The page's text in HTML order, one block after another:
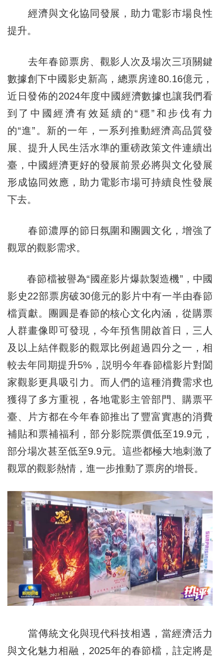
經濟與文化協同發展，助力電影市場良性
提升。
去年春節票房、觀影人次及場次三項關鍵
數據創下中國影史新高，總票房達80.16億元，
近日發佈的2024年度中國經濟數據也讓我們看
到了中國經濟有效延續的“穩”和步伐有力
的“進”。新的一年，一系列推動經濟高品質發
展、提升人民生活水準的重磅政策文件連續出
臺，中國經濟更好的發展前景必將與文化發展
形成協同效應，助力電影市場可持續良性發展
下去。
春節濃厚的節日氛圍和團圓文化，增強了
觀眾的觀影需求。
春節檔被譽為“國産影片爆款製造機”，中國
影史22部票房破30億元的影片中有一半由春節
檔貢獻。團圓是春節的核心文化內涵，從購票
人群畫像即可發現，今年預售開啟首日，三人
及以上結伴觀影的觀眾比例超過四分之一，相
較去年同期提升5%，説明今年春節檔影片對闔
家觀影更具吸引力。而人們的這種消費需求也
獲得了多方重視，各地電影主管部門、購票平
臺、片方都在今年春節推出了豐富實惠的消費
補貼和票補福利，部分影院票價低至19.9元，
部分場次甚至低至9.9元。這些都極大地刺激了
觀眾的觀影熱情，進一步推動了票房的增長。
當傳統文化與現代科技相遇，當經濟活力
與文化魅力相融，2025年的春節檔，註定將是